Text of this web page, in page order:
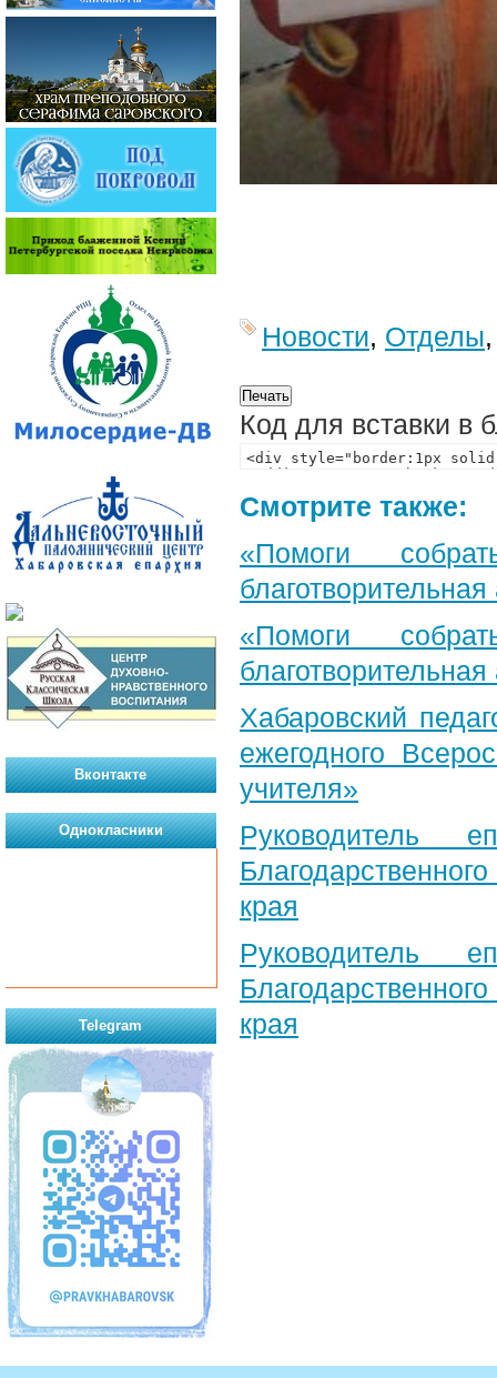
Новости, Отделы
Код для вставки в
Смотрите также:
«Помоги
«Помоги
Хабаровский
ежегодного
учителя»
Руководитель
края
Руководитель
края
Вконтакте
Однокласники
Telegram